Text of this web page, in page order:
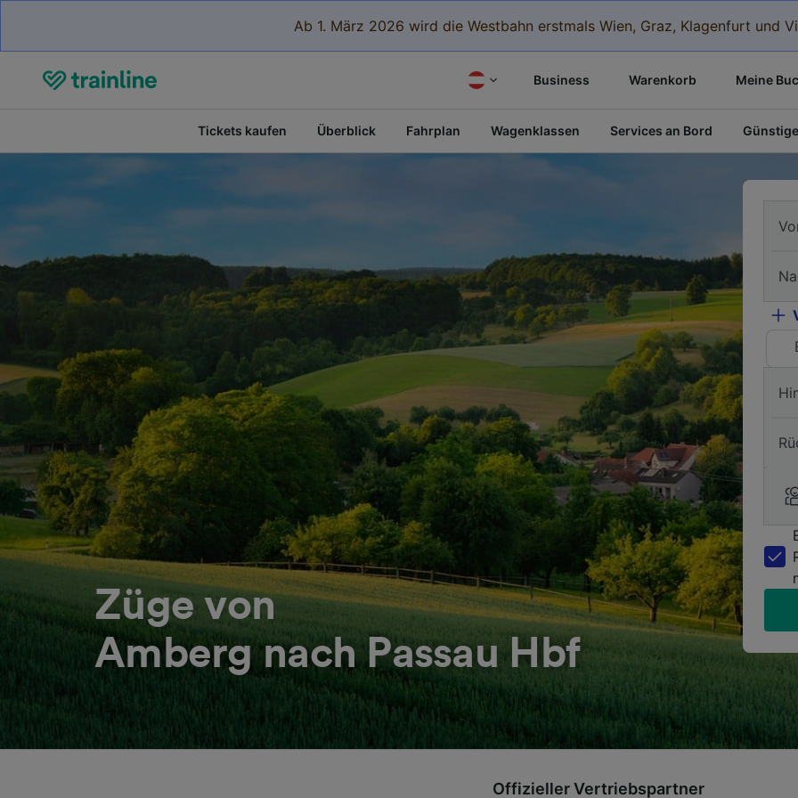
Ab 1. März 2026 wird die Westbahn erstmals Wien, Graz, Klagenfurt und
Business Warenkorb Meine
Tickets kaufen Überblick Fahrplan Wagenklassen Services an Bord
Züge von
Amberg nach Passau Hbf
Offizieller Vertriebspartner